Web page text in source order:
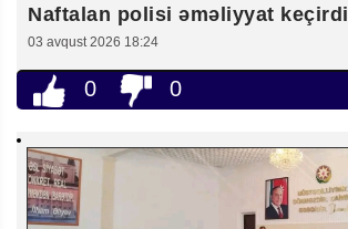
Naftalan polisi əməliyyat keçirdi
03 avqust 2026 18:24
0 0